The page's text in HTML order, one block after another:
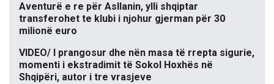
Aventurë e re për Asllanin, ylli shqiptar
transferohet te klubi i njohur gjerman për 30
milionë euro
VIDEO/ I prangosur dhe nën masa të rrepta sigurie,
momenti i ekstradimit të Sokol Hoxhës në
Shqipëri, autor i tre vrasjeve